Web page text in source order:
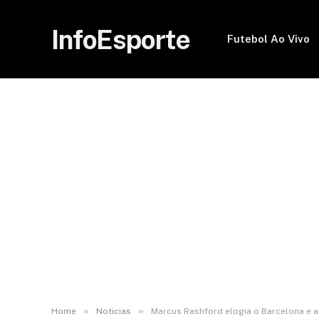
InfoEsporte Futebol Ao Vivo
Home » Noticias » Marcus Rashford elogia o Barcelona e